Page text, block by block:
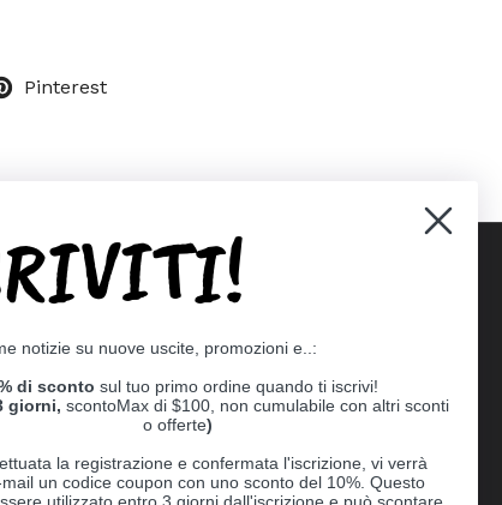
Pinterest
notizie su nuove uscite, promozioni e..:
di sconto sul tuo primo ordine quando ti iscrivi!
giorni, scontoMax di $100, non cumulabile con altri sconti
o offerte)
la registrazione e confermata l'iscrizione, vi verrà
un codice coupon con uno sconto del 10%. Questo